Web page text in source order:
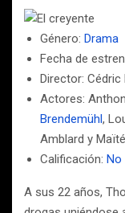
Género: Drama
Fecha de
Director: Cédric
Actores:
Brendemühl,
Amblard y
Calificación: No
A sus 22 años,